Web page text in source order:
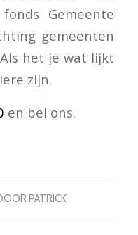
Gemeente
gemeenten
het je wat lijkt
zijn.
en bel ons.
PATRICK